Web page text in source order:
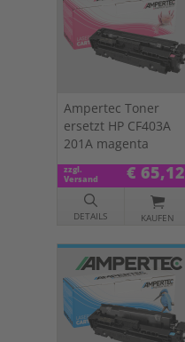
Ampertec Toner
ersetzt HP CF403A
201A magenta
zzgl.
Versand
€ 65,12
DETAILS KAUFEN